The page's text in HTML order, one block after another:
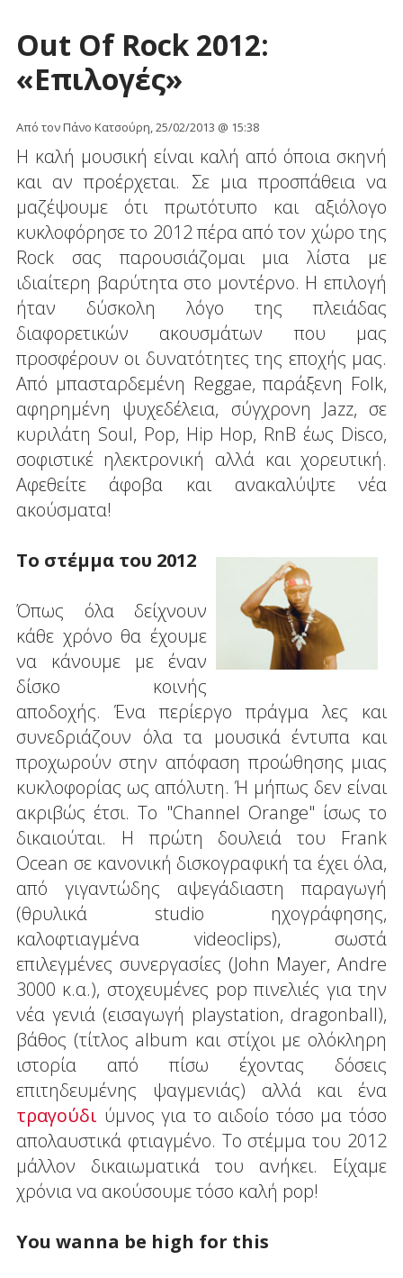
Out Of Rock 2012:
«Επιλογές»
Από τον Πάνο Κατσούρη, 25/02/2013 @ 15:38
Η καλή μουσική είναι καλή από όποια σκηνή
και αν προέρχεται. Σε μια προσπάθεια να
μαζέψουμε ότι πρωτότυπο και αξιόλογο
κυκλοφόρησε το 2012 πέρα από τον χώρο της
Rock σας παρουσιάζομαι μια λίστα με
ιδιαίτερη βαρύτητα στο μοντέρνο. Η επιλογή
ήταν δύσκολη λόγο της πλειάδας
διαφορετικών ακουσμάτων που μας
προσφέρουν οι δυνατότητες της εποχής μας.
Από μπασταρδεμένη Reggae, παράξενη Folk,
αφηρημένη ψυχεδέλεια, σύγχρονη Jazz, σε
κυριλάτη Soul, Pop, Hip Hop, RnB έως Disco,
σοφιστικέ ηλεκτρονική αλλά και χορευτική.
Αφεθείτε άφοβα και ανακαλύψτε νέα
ακούσματα!
Το στέμμα του 2012
Όπως όλα δείχνουν
κάθε χρόνο θα έχουμε
να κάνουμε με έναν
δίσκο κοινής
αποδοχής. Ένα περίεργο πράγμα λες και
συνεδριάζουν όλα τα μουσικά έντυπα και
προχωρούν στην απόφαση προώθησης μιας
κυκλοφορίας ως απόλυτη. Ή μήπως δεν είναι
ακριβώς έτσι. Το "Channel Orange" ίσως το
δικαιούται. Η πρώτη δουλειά του Frank
Ocean σε κανονική δισκογραφική τα έχει όλα,
από γιγαντώδης αψεγάδιαστη παραγωγή
(θρυλικά studio ηχογράφησης,
καλοφτιαγμένα videoclips), σωστά
επιλεγμένες συνεργασίες (John Mayer, Andre
3000 κ.α.), στοχευμένες pop πινελιές για την
νέα γενιά (εισαγωγή playstation, dragonball),
βάθος (τίτλος album και στίχοι με ολόκληρη
ιστορία από πίσω έχοντας δόσεις
επιτηδευμένης ψαγμενιάς) αλλά και ένα
τραγούδι ύμνος για το αιδοίο τόσο μα τόσο
απολαυστικά φτιαγμένο. Το στέμμα του 2012
μάλλον δικαιωματικά του ανήκει. Είχαμε
χρόνια να ακούσουμε τόσο καλή pop!
You wanna be high for this